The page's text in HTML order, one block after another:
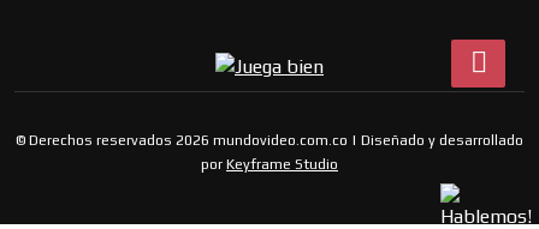
© Derechos reservados 2026 mundovideo.com.co | Diseñado y desarrollado
por Keyframe Studio